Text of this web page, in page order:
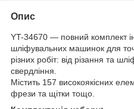
Опис
YT-34670 — повний комплект
шліфувальних машинок для
різних робіт: від різання та
свердління.
Містить 157 високоякісних
фрези та щітки тощо.